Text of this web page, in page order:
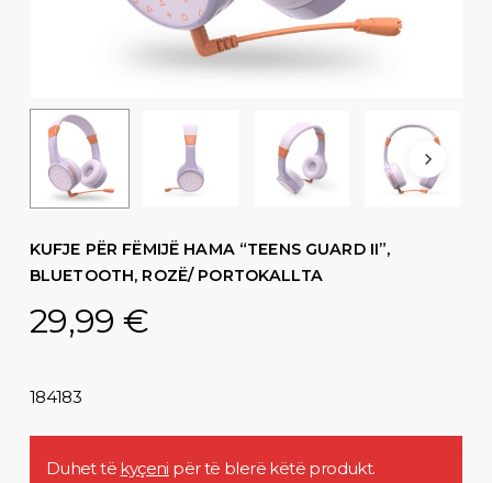
KUFJE PËR FËMIJË HAMA “TEENS GUARD II”,
BLUETOOTH, ROZË/ PORTOKALLTA
29,99€
184183
Duhet të kyçeni për të blerë këtë produkt.